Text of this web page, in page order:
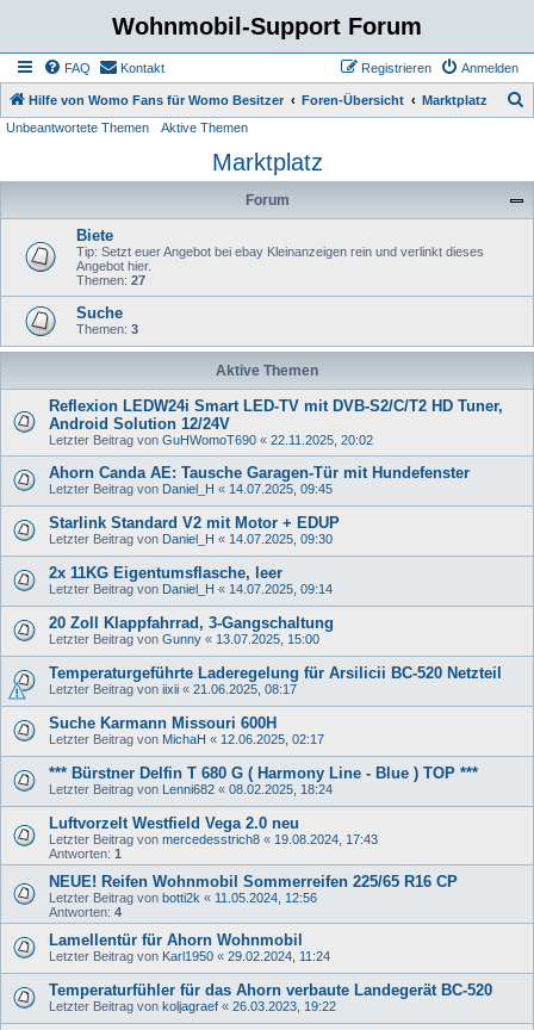
Wohnmobil-Support Forum
FAQ Kontakt Anmelden
Registrieren
Hilfe von Womo Fans für Womo Besitzer Foren-Übersicht Marktplatz
h
Unbeantwortete Themen Aktive Themen
Marktplatz
Forum
Biete
Tip: Setzt euer Angebot bei ebay Kleinanzeigen rein und verlinkt dieses
Angebot hier.
Themen: 27
Suche
Themen: 3
Aktive Themen
Reflexion LEDW24i Smart LED-TV mit DVB-S2/C/T2 HD Tuner,
Android Solution 12/24V
Letzter Beitrag von GuHWomoT690 « 22.11.2025, 20:02
Ahorn Canda AE: Tausche Garagen-Tür mit Hundefenster
Letzter Beitrag von Daniel_H « 14.07.2025, 09:45
Starlink Standard V2 mit Motor + EDUP
Letzter Beitrag von Daniel_H « 14.07.2025, 09:30
2x 11KG Eigentumsflasche, leer
Letzter Beitrag von Daniel_H « 14.07.2025, 09:14
20 Zoll Klappfahrrad, 3-Gangschaltung
Letzter Beitrag von Gunny « 13.07.2025, 15:00
Temperaturgeführte Laderegelung für Arsilicii BC-520 Netzteil
Letzter Beitrag von iixii « 21.06.2025, 08:17
Suche Karmann Missouri 600H
Letzter Beitrag von MichaH « 12.06.2025, 02:17
*** Bürstner Delfin T 680 G ( Harmony Line - Blue ) TOP ***
Letzter Beitrag von Lenni682 « 08.02.2025, 18:24
Luftvorzelt Westfield Vega 2.0 neu
Letzter Beitrag von mercedesstrich8 « 19.08.2024, 17:43
Antworten: 1
NEUE! Reifen Wohnmobil Sommerreifen 225/65 R16 CP
Letzter Beitrag von botti2k « 11.05.2024, 12:56
Antworten: 4
Lamellentür für Ahorn Wohnmobil
Letzter Beitrag von Karl1950 « 29.02.2024, 11:24
Temperaturfühler für das Ahorn verbaute Landegerät BC-520
Letzter Beitrag von koljagraef « 26.03.2023, 19:22